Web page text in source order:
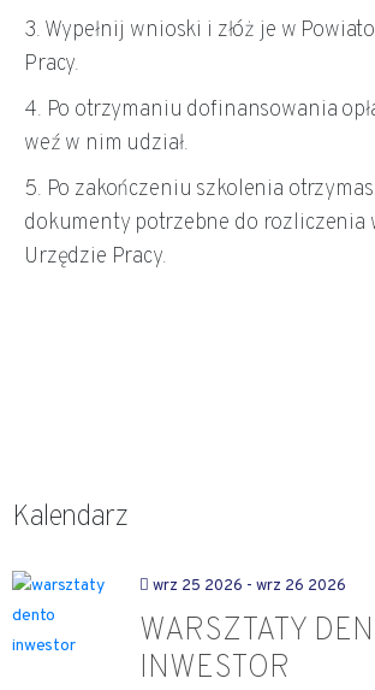
3. Wypełnij wnioski i złóż je w
Pracy.
4. Po otrzymaniu dofinansowania
weź w nim udział.
5. Po zakończeniu szkolenia
dokumenty potrzebne do rozliczenia
Urzędzie Pracy.
Kalendarz
wrz 25 2026 - wrz 26 2026
WARSZTATY
INWESTOR